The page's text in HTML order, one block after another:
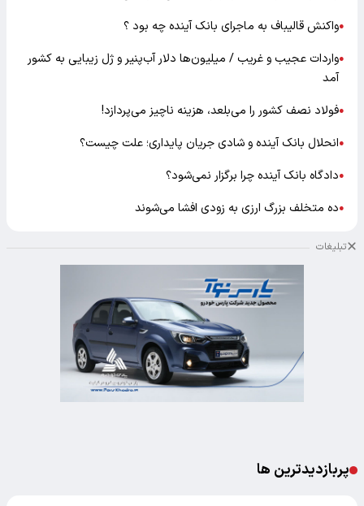
●واکنش قالیباف به ماجرای بانک آینده چه بود ؟
●واردات عجیب و غریب / میلیون‌ها دلار آب‌پنیر و ژل زیبایی به کشور
آمد
●فولاد نصف کشور را می‌بلعد، هزینه ناچیز می‌پردازد!
●انحلال بانک آینده و شادی جریان پایداری؛ علت چیست؟
●دادگاه بانک آینده چرا برگزار نمی‌شود؟
●ده متخلف بزرگ ارزی به زودی افشا می‌شوند
تبلیغات
پربازدیدترین ها